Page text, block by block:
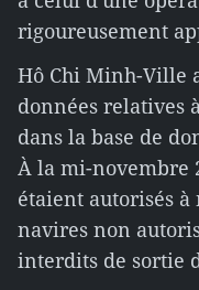
rigoureusement
Hô Chi Minh-Ville
données relatives
dans la base de
À la mi-novembre
étaient autorisés
navires non
interdits de sortie